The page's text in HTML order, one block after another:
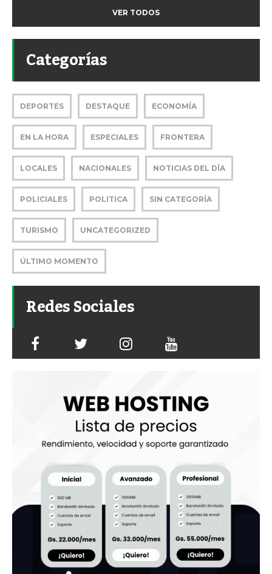
VER TODOS
Categorías
DEPORTES DESTAQUE ECONOMÍA
EN LA HORA ESPECIALES FRONTERA
LOCALES NACIONALES NOTICIAS DEL DÍA
POLICIALES POLITICA SIN CATEGORÍA
TURISMO UNCATEGORIZED
ÚLTIMO MOMENTO
Redes Sociales